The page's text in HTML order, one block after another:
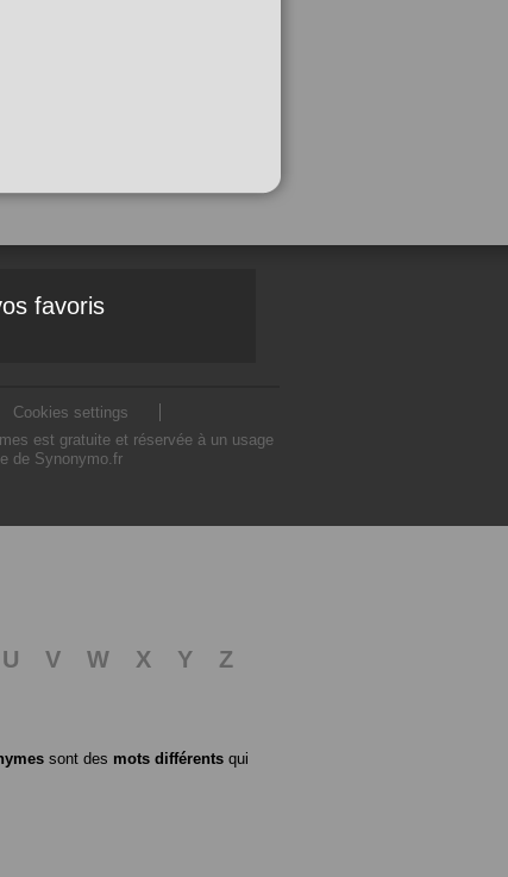
favoris
Cookies settings
est gratuite et réservée à un usage
de Synonymo.fr
U V W X Y
Z
sont des mots différents qui